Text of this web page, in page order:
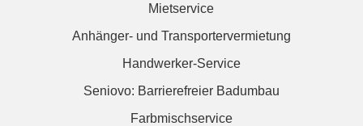
Mietservice
Anhänger- und Transportervermietung
Handwerker-Service
Seniovo: Barrierefreier Badumbau
Farbmischservice